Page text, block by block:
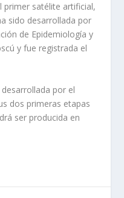
primer satélite artificial,
sido desarrollada por
de Epidemiología y
y fue registrada el
por el
dos primeras etapas
ser producida en